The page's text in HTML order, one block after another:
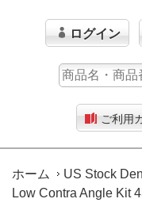
ログイン
ご利用
ホーム
US Stock
Low Contra Angle Kit